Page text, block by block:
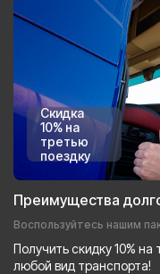
Скидка
10% на
третью
поездку
Преимущества
Воспользуйтесь нашим
Получить скидку 10%
любой вид транспорта!